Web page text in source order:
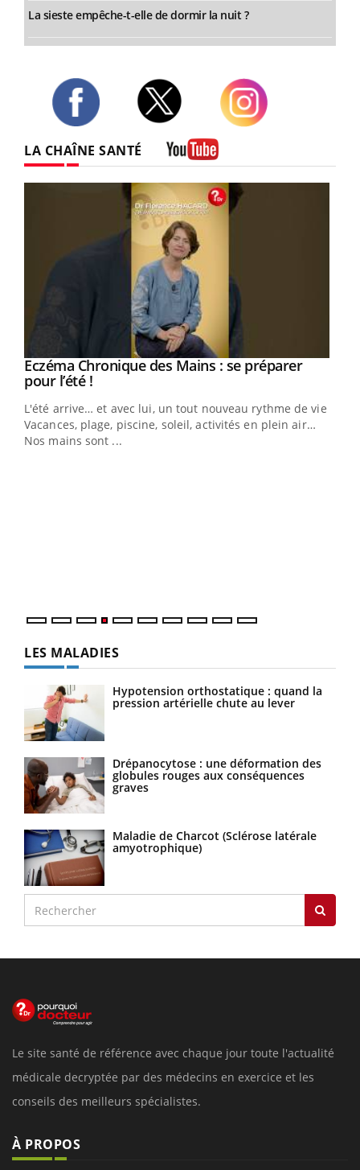
La sieste empêche-t-elle de dormir la nuit ?
LA CHAÎNE SANTÉ
Youtube
Eczéma Chronique des Mains : se préparer
pour l’été !Youtube
L'été arrive… et avec lui, un tout nouveau rythme de vie !
Vacances, plage, piscine, soleil, activités en plein air…
Nos mains sont ...
LES MALADIES
Hypotension orthostatique : quand la
pression artérielle chute au lever
Drépanocytose : une déformation des
globules rouges aux conséquences
graves
Maladie de Charcot (Sclérose latérale
amyotrophique)
Le site santé de référence avec chaque jour toute l'actualité
médicale decryptée par des médecins en exercice et les
conseils des meilleurs spécialistes.
À PROPOS